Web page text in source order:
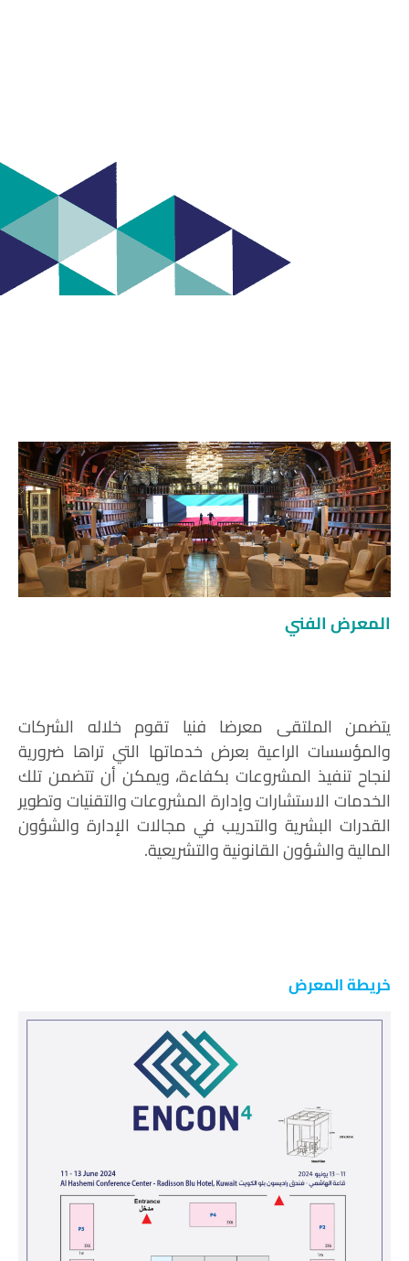
المعرض الفني
يتضمن الملتقى معرضا فنيا تقوم خلاله الشركات
والمؤسسات الراعية بعرض خدماتها التي تراها ضرورية
لنجاح تنفيذ المشروعات بكفاءة، ويمكن أن تتضمن تلك
الخدمات الاستشارات وإدارة المشروعات والتقنيات وتطوير
القدرات البشرية والتدريب في مجالات الإدارة والشؤون
المالية والشؤون القانونية والتشريعية.
خريطة المعرض